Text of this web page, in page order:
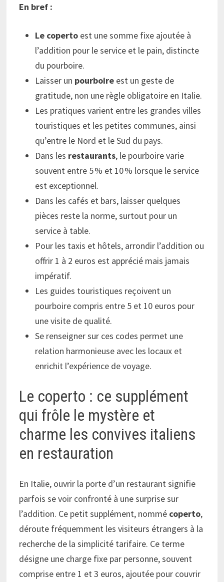
En bref :
Le coperto est une somme fixe ajoutée à
l’addition pour le service et le pain, distincte
du pourboire.
Laisser un pourboire est un geste de
gratitude, non une règle obligatoire en Italie.
Les pratiques varient entre les grandes villes
touristiques et les petites communes, ainsi
qu’entre le Nord et le Sud du pays.
Dans les restaurants, le pourboire varie
souvent entre 5 % et 10 % lorsque le service
est exceptionnel.
Dans les cafés et bars, laisser quelques
pièces reste la norme, surtout pour un
service à table.
Pour les taxis et hôtels, arrondir l’addition ou
offrir 1 à 2 euros est apprécié mais jamais
impératif.
Les guides touristiques reçoivent un
pourboire compris entre 5 et 10 euros pour
une visite de qualité.
Se renseigner sur ces codes permet une
relation harmonieuse avec les locaux et
enrichit l’expérience de voyage.
Le coperto : ce supplément
qui frôle le mystère et
charme les convives italiens
en restauration
En Italie, ouvrir la porte d’un restaurant signifie
parfois se voir confronté à une surprise sur
l’addition. Ce petit supplément, nommé coperto,
déroute fréquemment les visiteurs étrangers à la
recherche de la simplicité tarifaire. Ce terme
désigne une charge fixe par personne, souvent
comprise entre 1 et 3 euros, ajoutée pour couvrir